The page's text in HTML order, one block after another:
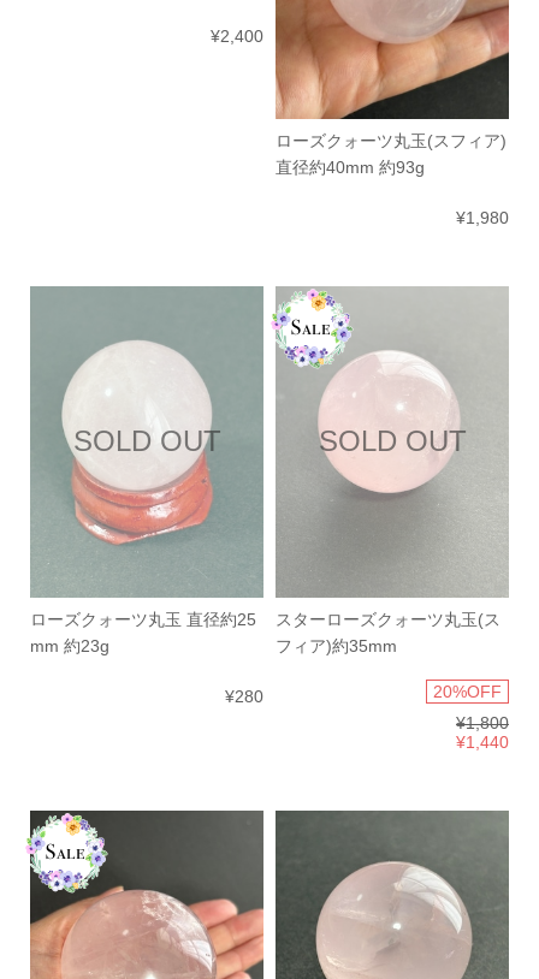
¥2,400
ローズクォーツ丸玉(スフィア)
直径約40mm 約93g
¥1,980
SOLD OUT
ローズクォーツ丸玉 直径約25
mm 約23g
¥280
SOLD OUT
スターローズクォーツ丸玉(ス
フィア)約35mm
20%OFF
¥1,800
¥1,440